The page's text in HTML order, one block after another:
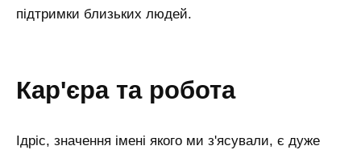
підтримки близьких людей.
кар'єра та робота
Ідріс, значення імені якого ми з'ясували, є дуже